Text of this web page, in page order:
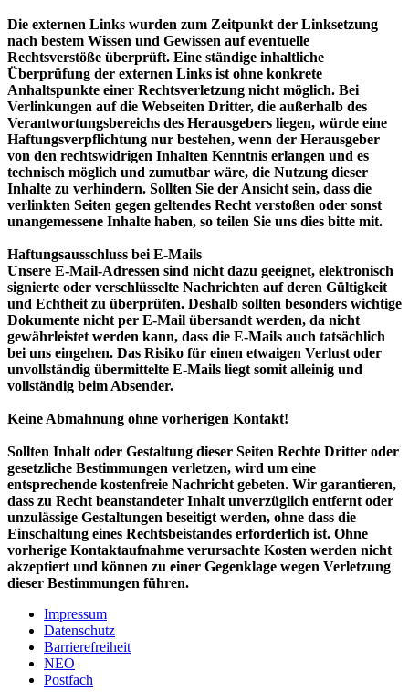
Die externen Links wurden zum Zeitpunkt der Linksetzung
nach bestem Wissen und Gewissen auf eventuelle
Rechtsverstöße überprüft. Eine ständige inhaltliche
Überprüfung der externen Links ist ohne konkrete
Anhaltspunkte einer Rechtsverletzung nicht möglich. Bei
Verlinkungen auf die Webseiten Dritter, die außerhalb des
Verantwortungsbereichs des Herausgebers liegen, würde eine
Haftungsverpflichtung nur bestehen, wenn der Herausgeber
von den rechtswidrigen Inhalten Kenntnis erlangen und es
technisch möglich und zumutbar wäre, die Nutzung dieser
Inhalte zu verhindern. Sollten Sie der Ansicht sein, dass die
verlinkten Seiten gegen geltendes Recht verstoßen oder sonst
unangemessene Inhalte haben, so teilen Sie uns dies bitte mit.
Haftungsausschluss bei E-Mails
Unsere E-Mail-Adressen sind nicht dazu geeignet, elektronisch
signierte oder verschlüsselte Nachrichten auf deren Gültigkeit
und Echtheit zu überprüfen. Deshalb sollten besonders wichtige
Dokumente nicht per E-Mail übersandt werden, da nicht
gewährleistet werden kann, dass die E-Mails auch tatsächlich
bei uns eingehen. Das Risiko für einen etwaigen Verlust oder
unvollständig übermittelte E-Mails liegt somit alleinig und
vollständig beim Absender.
Keine Abmahnung ohne vorherigen Kontakt!
Sollten Inhalt oder Gestaltung dieser Seiten Rechte Dritter oder
gesetzliche Bestimmungen verletzen, wird um eine
entsprechende kostenfreie Nachricht gebeten. Wir garantieren,
dass zu Recht beanstandeter Inhalt unverzüglich entfernt oder
unzulässige Gestaltungen beseitigt werden, ohne dass die
Einschaltung eines Rechtsbeistandes erforderlich ist. Ohne
vorherige Kontaktaufnahme verursachte Kosten werden nicht
akzeptiert und können zu einer Gegenklage wegen Verletzung
dieser Bestimmungen führen.
Impressum
Datenschutz
Barrierefreiheit
NEO
Postfach